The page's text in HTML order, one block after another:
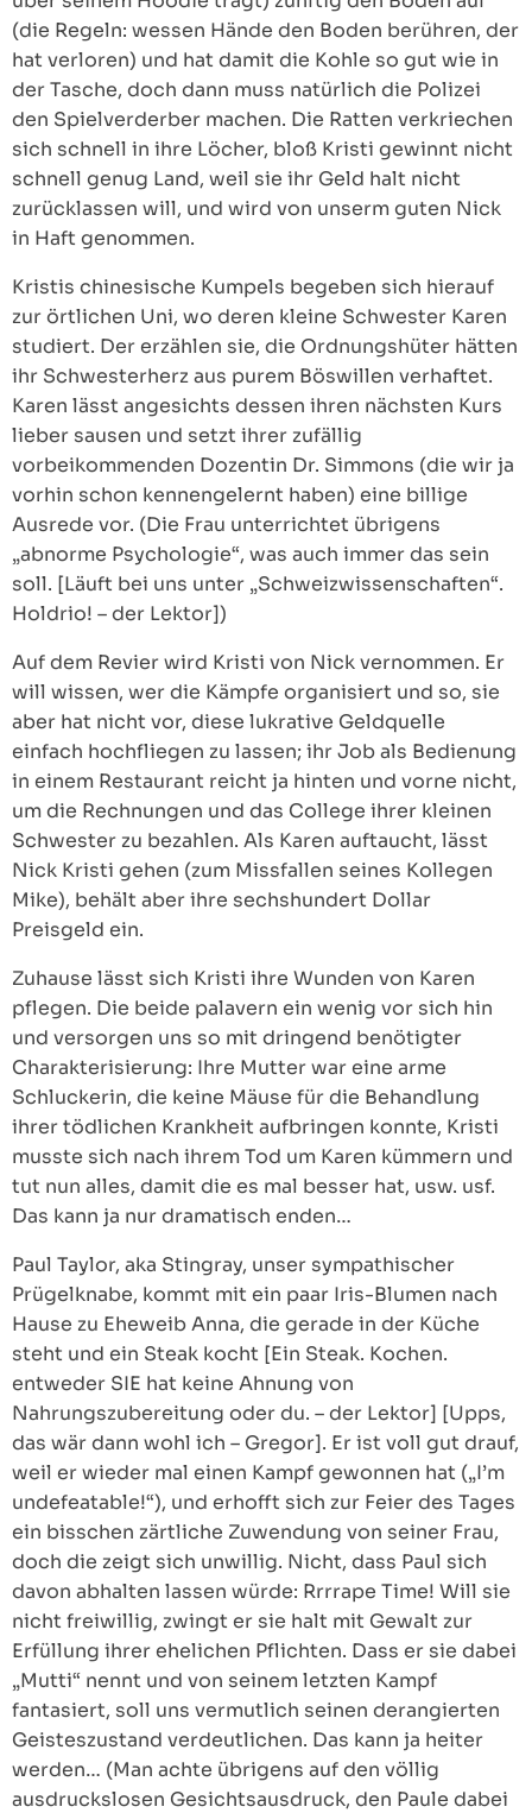
(die Regeln: wessen Hände den Boden berühren, der
hat verloren) und hat damit die Kohle so gut wie in
der Tasche, doch dann muss natürlich die Polizei
den Spielverderber machen. Die Ratten verkriechen
sich schnell in ihre Löcher, bloß Kristi gewinnt nicht
schnell genug Land, weil sie ihr Geld halt nicht
zurücklassen will, und wird von unserm guten Nick
in Haft genommen.
Kristis chinesische Kumpels begeben sich hierauf
zur örtlichen Uni, wo deren kleine Schwester Karen
studiert. Der erzählen sie, die Ordnungshüter hätten
ihr Schwesterherz aus purem Böswillen verhaftet.
Karen lässt angesichts dessen ihren nächsten Kurs
lieber sausen und setzt ihrer zufällig
vorbeikommenden Dozentin Dr. Simmons (die wir ja
vorhin schon kennengelernt haben) eine billige
Ausrede vor. (Die Frau unterrichtet übrigens
„abnorme Psychologie“, was auch immer das sein
soll. [Läuft bei uns unter „Schweizwissenschaften“.
Holdrio! – der Lektor])
Auf dem Revier wird Kristi von Nick vernommen. Er
will wissen, wer die Kämpfe organisiert und so, sie
aber hat nicht vor, diese lukrative Geldquelle
einfach hochfliegen zu lassen; ihr Job als Bedienung
in einem Restaurant reicht ja hinten und vorne nicht,
um die Rechnungen und das College ihrer kleinen
Schwester zu bezahlen. Als Karen auftaucht, lässt
Nick Kristi gehen (zum Missfallen seines Kollegen
Mike), behält aber ihre sechshundert Dollar
Preisgeld ein.
Zuhause lässt sich Kristi ihre Wunden von Karen
pflegen. Die beide palavern ein wenig vor sich hin
und versorgen uns so mit dringend benötigter
Charakterisierung: Ihre Mutter war eine arme
Schluckerin, die keine Mäuse für die Behandlung
ihrer tödlichen Krankheit aufbringen konnte, Kristi
musste sich nach ihrem Tod um Karen kümmern und
tut nun alles, damit die es mal besser hat, usw. usf.
Das kann ja nur dramatisch enden…
Paul Taylor, aka Stingray, unser sympathischer
Prügelknabe, kommt mit ein paar Iris-Blumen nach
Hause zu Eheweib Anna, die gerade in der Küche
steht und ein Steak kocht [Ein Steak. Kochen.
entweder SIE hat keine Ahnung von
Nahrungszubereitung oder du. – der Lektor] [Upps,
das wär dann wohl ich – Gregor]. Er ist voll gut drauf,
weil er wieder mal einen Kampf gewonnen hat („I’m
undefeatable!“), und erhofft sich zur Feier des Tages
ein bisschen zärtliche Zuwendung von seiner Frau,
doch die zeigt sich unwillig. Nicht, dass Paul sich
davon abhalten lassen würde: Rrrrape Time! Will sie
nicht freiwillig, zwingt er sie halt mit Gewalt zur
Erfüllung ihrer ehelichen Pflichten. Dass er sie dabei
„Mutti“ nennt und von seinem letzten Kampf
fantasiert, soll uns vermutlich seinen derangierten
Geisteszustand verdeutlichen. Das kann ja heiter
werden… (Man achte übrigens auf den völlig
ausdruckslosen Gesichtsausdruck, den Paule dabei